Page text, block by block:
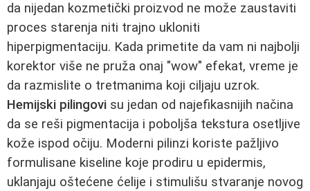
da nijedan kozmetički proizvod ne može zaustaviti
proces starenja niti trajno ukloniti
hiperpigmentaciju. Kada primetite da vam ni najbolji
korektor više ne pruža onaj "wow" efekat, vreme je
da razmislite o tretmanima koji ciljaju uzrok.
Hemijski pilingovi su jedan od najefikasnijih načina
da se reši pigmentacija i poboljša tekstura osetljive
kože ispod očiju. Moderni pilinzi koriste pažljivo
formulisane kiseline koje prodiru u epidermis,
uklanjaju oštećene ćelije i stimulišu stvaranje novog